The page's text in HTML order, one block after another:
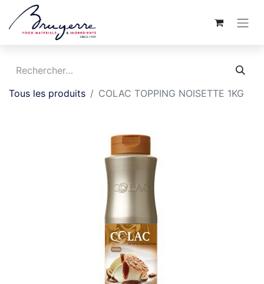
Tous les produits COLAC TOPPING NOISETTE 1KG